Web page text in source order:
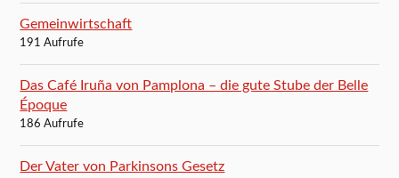
Gemeinwirtschaft
191 Aufrufe
Das Café Iruña von Pamplona – die gute Stube der Belle
Époque
186 Aufrufe
Der Vater von Parkinsons Gesetz